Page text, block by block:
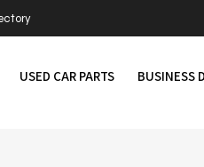
USED CAR PARTS BUSINESS